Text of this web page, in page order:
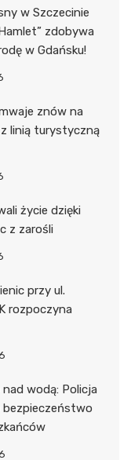
w Szczecinie
zdobywa
w Gdańsku!
znów na
z linią turystyczną
życie dzięki
z zarośli
przy ul.
rozpoczyna
wodą: Policja
bezpieczeństwo